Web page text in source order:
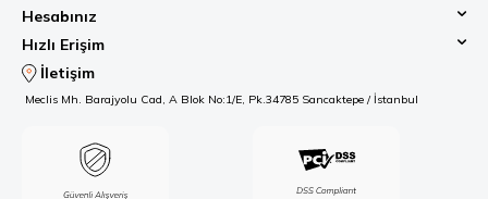
Hesabınız
Hızlı Erişim
İletişim
Meclis Mh. Barajyolu Cad, A Blok No:1/E, Pk.34785 Sancaktepe / İstanbul